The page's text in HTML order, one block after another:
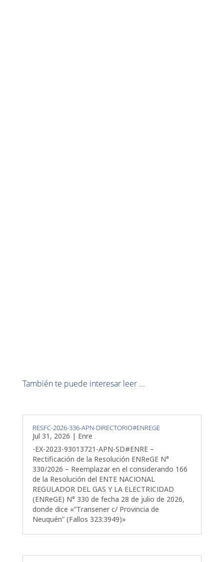
También te puede interesar leer ...
RESFC-2026-336-APN-DIRECTORIO#ENREGE
Jul 31, 2026 | Enre
-EX-2023-93013721-APN-SD#ENRE –
Rectificación de la Resolución ENReGE N°
330/2026 – Reemplazar en el considerando 166
de la Resolución del ENTE NACIONAL
REGULADOR DEL GAS Y LA ELECTRICIDAD
(ENReGE) N° 330 de fecha 28 de julio de 2026,
donde dice «”Transener c/ Provincia de
Neuquén” (Fallos 323:3949)»